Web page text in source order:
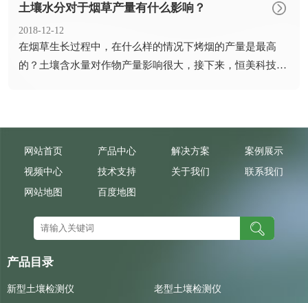
土壤水分对于烟草产量有什么影响？
2018-12-12
​在烟草生长过程中，在什么样的情况下烤烟的产量是最高
的？土壤含水量对作物产量影响很大，接下来，恒美科技小
网站首页 产品中心 解决方案
案例展示
视频中心
技术支持 关于我们
联系我们
网站地图
百度地图
产品目录
新型土壤检测仪
老型土壤检测仪